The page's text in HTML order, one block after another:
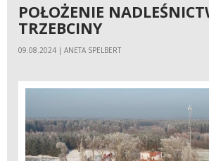
POŁOŻENIE
TRZEBCINY
09.08.2024 | ANETA SPELBERT